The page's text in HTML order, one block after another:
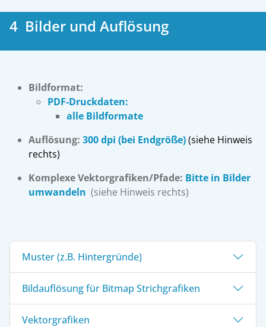
4 Bilder und Auflösung
Bildformat:
PDF-Druckdaten:
alle Bildformate
Auflösung: 300 dpi (bei Endgröße)(siehe Hinweis
rechts)
Komplexe Vektorgrafiken/Pfade: Bitte in Bilder
umwandeln (siehe Hinweis rechts)
Muster (z.B. Hintergründe)
Bildauflösung für Bitmap Strichgrafiken
Vektorgrafiken